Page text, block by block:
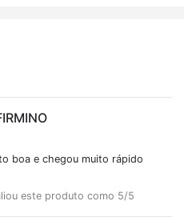
boa e chegou muito rápido
este produto como 5/5